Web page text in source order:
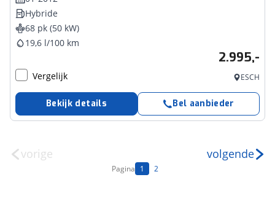
Hybride
68 pk (50 kW)
19,6 l/100 km
2.995,-
Vergelijk ESCH
Bekijk details Bel aanbieder
vorige
Pagina 1 2
volgende